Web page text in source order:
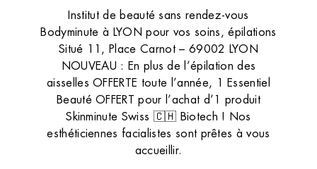
Institut de beauté sans rendez-vous
Bodyminute à LYON pour vos soins, épilations
Situé 11, Place Carnot – 69002 LYON
NOUVEAU : En plus de l’épilation des
aisselles OFFERTE toute l’année, 1 Essentiel
Beauté OFFERT pour l’achat d’1 produit
Skinminute Swiss 🇨🇭 Biotech ! Nos
esthéticiennes facialistes sont prêtes à vous
accueillir.